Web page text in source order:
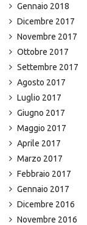
Gennaio 2018
Dicembre 2017
Novembre 2017
Ottobre 2017
Settembre 2017
Agosto 2017
Luglio 2017
Giugno 2017
Maggio 2017
Aprile 2017
Marzo 2017
Febbraio 2017
Gennaio 2017
Dicembre 2016
Novembre 2016